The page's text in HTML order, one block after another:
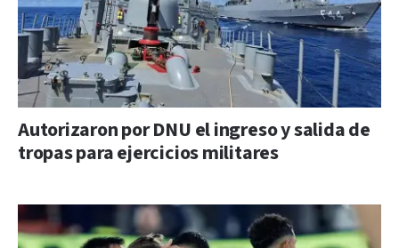
Autorizaron por DNU el ingreso y salida de
tropas para ejercicios militares